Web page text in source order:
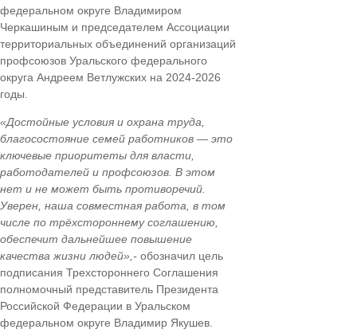
федеральном округе Владимиром
Черкашиным и председателем Ассоциации
территориальных объединений организаций
профсоюзов Уральского федерального
округа Андреем Ветлужских на 2024-2026
годы.
«Достойные условия и охрана труда,
благосостояние семей работников — это
ключевые приоритеты для власти,
работодателей и профсоюзов. В этом
нет и не может быть противоречий.
Уверен, наша совместная работа, в том
числе по трёхстороннему соглашению,
обеспечит дальнейшее повышение
качества жизни людей»,- обозначил цель
подписания Трехстороннего Соглашения
полномочный представитель Президента
Российской Федерации в Уральском
федеральном округе Владимир Якушев.